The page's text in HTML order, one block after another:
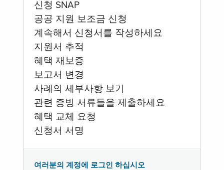
신청 SNAP
공공 지원 보조금 신청
계속해서 신청서를 작성하세요
지원서 추적
혜택 재보증
보고서 변경
사례의 세부사항 보기
관련 증빙 서류들을 제출하세요
혜택 교체 요청
신청서 서명
여러분의 계정에 로그인 하십시오